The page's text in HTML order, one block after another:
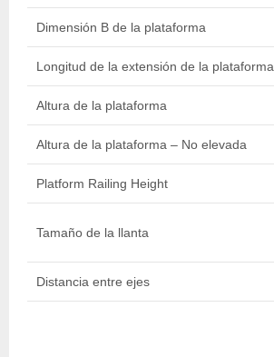
Dimensión B de la plataforma
Longitud de la extensión de la plataforma
Altura de la plataforma
Altura de la plataforma – No elevada
Platform Railing Height
Tamaño de la llanta
Distancia entre ejes